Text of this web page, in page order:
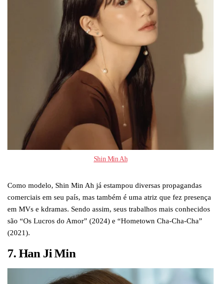
Shin Min Ah
Como modelo, Shin Min Ah já estampou diversas propagandas
comerciais em seu país, mas também é uma atriz que fez presença
em MVs e kdramas. Sendo assim, seus trabalhos mais conhecidos
são “Os Lucros do Amor” (2024) e “Hometown Cha-Cha-Cha”
(2021).
7. Han Ji Min